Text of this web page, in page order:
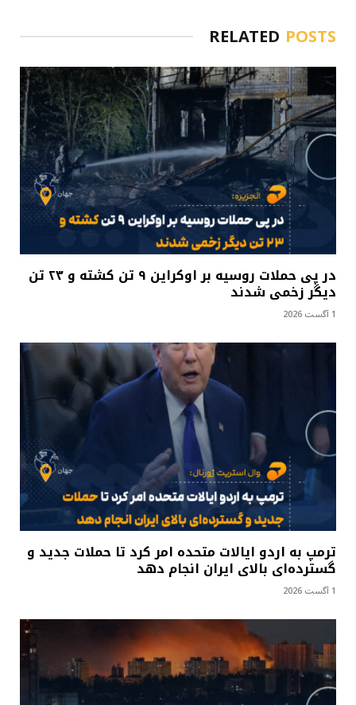
RELATED POSTS
در پی حملات روسیه بر اوکراین ۹ تن کشته و ۲۳ تن
دیگر زخمی شدند
1 آگست 2026
ترمپ به اردو ایالات متحده امر کرد تا حملات جدید و
گسترده‌ای بالای ایران انجام دهد
1 آگست 2026